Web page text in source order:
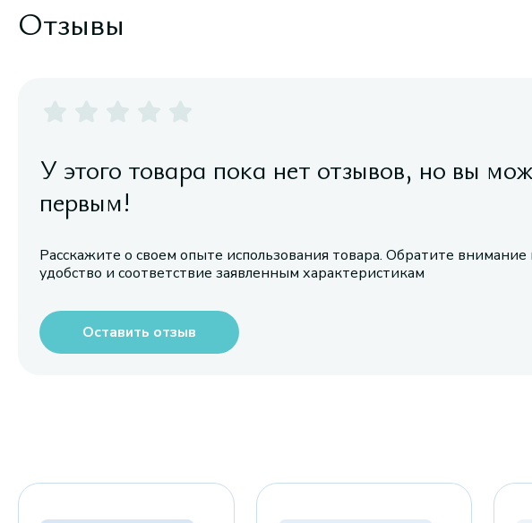
Отзывы
У этого товара пока нет отзывов, но вы
первым!
Расскажите о своем опыте использования товара. Обратите внимание
удобство и соответствие заявленным характеристикам
Оставить отзыв